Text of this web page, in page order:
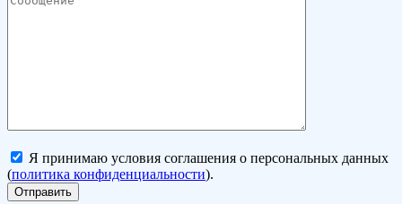
Я принимаю условия соглашения о персональных данных
(политика конфиденциальности).